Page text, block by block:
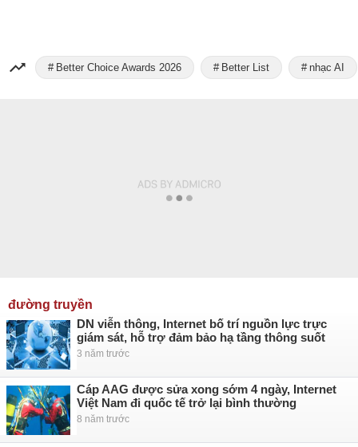
Better Choice Awards 2026 Better List nhạc AI
đường truyền
DN viễn thông, Internet bố trí nguồn lực trực
giám sát, hỗ trợ đảm bảo hạ tầng thông suốt
3 năm trước
Cáp AAG được sửa xong sớm 4 ngày, Internet
Việt Nam đi quốc tế trở lại bình thường
8 năm trước